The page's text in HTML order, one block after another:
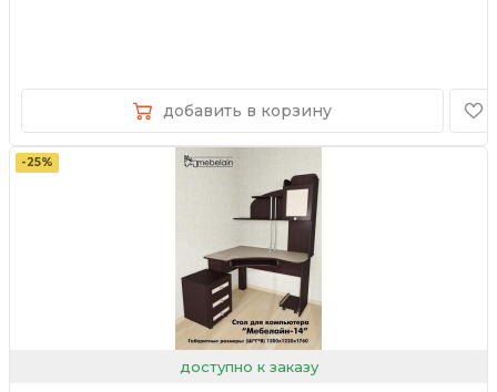
добавить в корзину
доступно к заказу
-25%